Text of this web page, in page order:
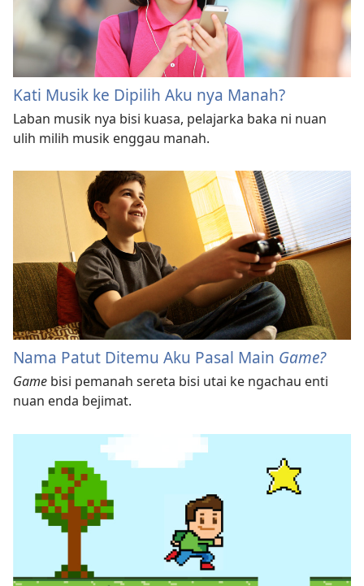
Kati Musik ke Dipilih Aku nya Manah?
Laban musik nya bisi kuasa, pelajarka baka ni nuan
ulih milih musik enggau manah.
Nama Patut Ditemu Aku Pasal Main Game?
Game bisi pemanah sereta bisi utai ke ngachau enti
nuan enda bejimat.